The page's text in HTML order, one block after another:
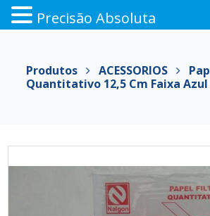
conteúdo
Produtos ACESSORIOS
Quantitativo 12,5 Cm Faixa
Precisão Absoluta